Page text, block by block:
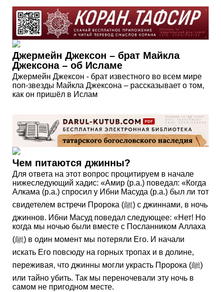
Джермейн Джексон – брат Майкла
Джексона – об Исламе
Джермейн Джексон - брат известного во всем мире
поп-звезды Майкла Джексона – рассказывает о том,
как он пришёл в Ислам
Чем питаются джинны?
Для ответа на этот вопрос процитируем в начале
нижеследующий хадис: «Амир (р.а.) поведал: «Когда
Алкама (р.а.) спросил у Ибни Масуда (р.а.) был ли тот
свидетелем встречи Пророка (ﷺ) с джиннами, в ночь
джиннов. Ибни Масуд поведал следующее: «Нет! Но
когда мы ночью были вместе с Посланником Аллаха
(ﷺ) в один момент мы потеряли Его. И начали
искать Его повсюду на горных тропах и в долине,
переживая, что джинны могли украсть Пророка (ﷺ)
или тайно убить. Так мы переночевали эту ночь в
самом не пригодном месте.